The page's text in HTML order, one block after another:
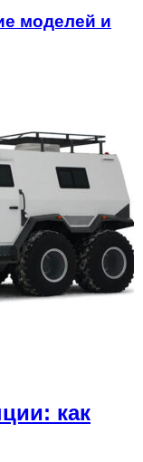
моделей и
как